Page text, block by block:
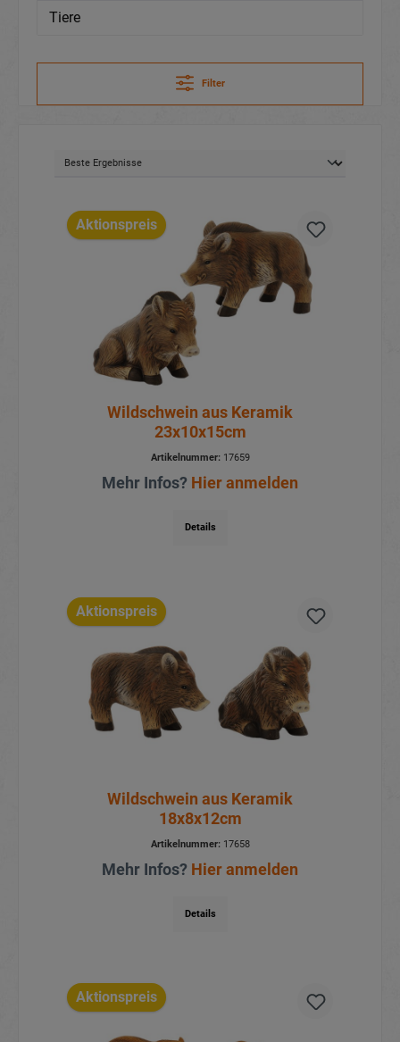
Tiere
Filter
Aktionspreis
Wildschwein aus Keramik
23x10x15cm
Artikelnummer:17659
Mehr Infos? Hier anmelden
Details
Aktionspreis
Wildschwein aus Keramik
18x8x12cm
Artikelnummer:17658
Mehr Infos? Hier anmelden
Details
Aktionspreis